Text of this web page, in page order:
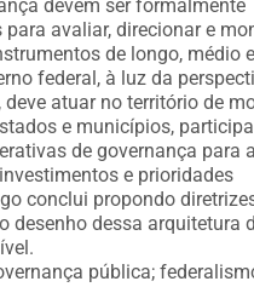
devem ser formalmente
avaliar, direcionar e
de longo, médio
federal, à luz da
deve atuar no território de
e municípios,
de governança para
e prioridades
conclui propondo
desenho dessa arquitetura
pública;